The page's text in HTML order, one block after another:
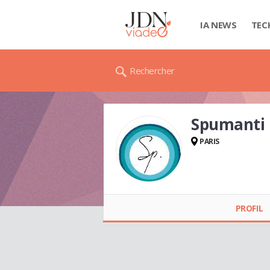
IA NEWS
Rechercher
HOSPITALITY
Spumanti
PARIS
PROFIL